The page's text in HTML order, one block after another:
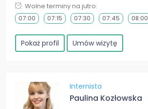
Wolne terminy na jutro:
07:00 07:15 07:30 07:45 08:00
Pokaż profil Umów wizytę
Internista
Paulina Kozłowska